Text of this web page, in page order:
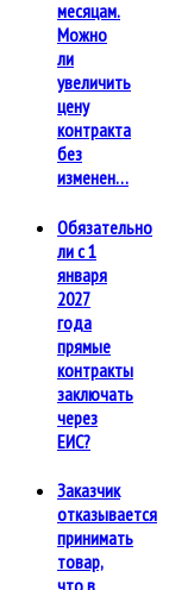
месяцам.
Можно
ли
увеличить
цену
контракта
без
изменен…
Обязательно
ли с 1
января
2027
года
прямые
контракты
заключать
через
ЕИС?
Заказчик
отказывается
принимать
товар,
что в